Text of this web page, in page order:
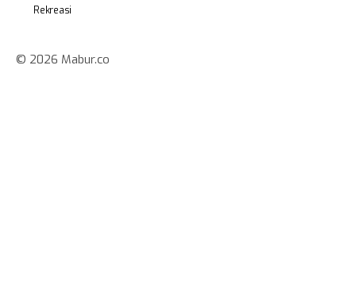
Rekreasi
© 2026 Mabur.co